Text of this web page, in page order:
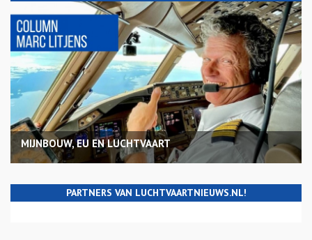
MIJNBOUW, EU EN LUCHTVAART
PARTNERS VAN LUCHTVAARTNIEUWS.NL!